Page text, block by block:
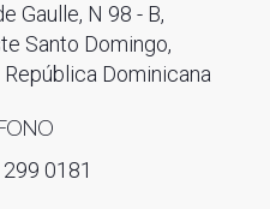
Gaulle, N 98 - B,
Santo Domingo,
Dominicana
0181